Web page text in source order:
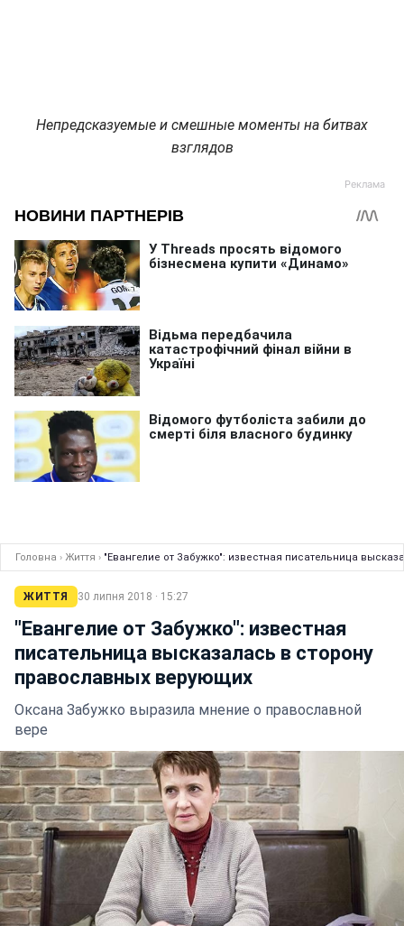
Непредсказуемые и смешные моменты на битвах
взглядов
Головна › Життя › "Евангелие от Забужко": известная писательница
ЖИТТЯ 30 липня 2018 · 15:27
"Евангелие от Забужко": известная
писательница высказалась в сторону
православных верующих
Оксана Забужко выразила мнение о православной
вере